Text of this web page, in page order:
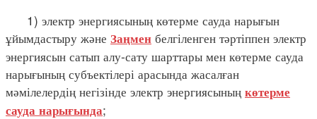
1) электр энергиясының көтерме сауда нарығын
ұйымдастыру және Заңмен белгіленген тәртіппен электр
энергиясын сатып алу-сату шарттары мен көтерме сауда
нарығының субъектілері арасында жасалған
мәмілелердің негізінде электр энергиясының көтерме
сауда нарығында;